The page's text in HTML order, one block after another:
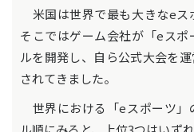
米国は世界で最も大きなeス
そこではゲーム会社が「eス
ルを開発し、自ら公式大会を
されてきました。
世界における「eスポーツ」